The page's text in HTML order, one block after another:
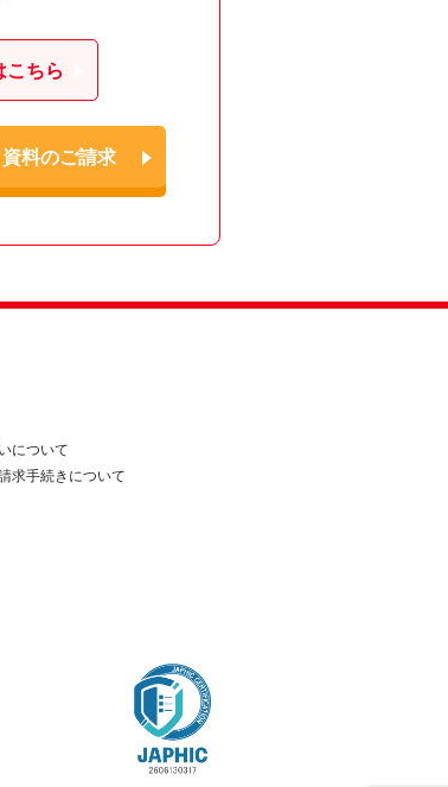
こちら
資料のご請求
について
求手続きについて